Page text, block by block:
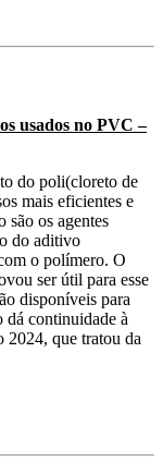
usados no PVC –
do poli(cloreto de
mais eficientes e
são os agentes
do aditivo
o polímero. O
ser útil para esse
disponíveis para
dá continuidade à
2024, que tratou da